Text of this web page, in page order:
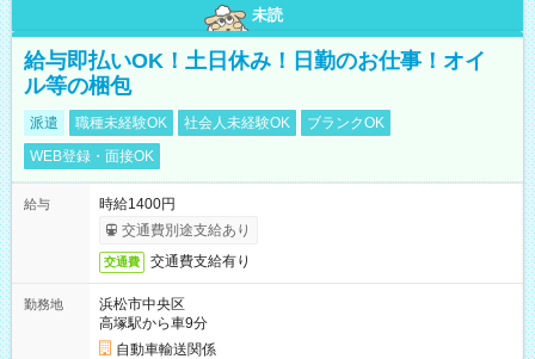
未読
給与即払いOK！土日休み！日勤のお仕事！オイ
ル等の梱包
派遣 職種未経験OK 社会人未経験OK
ブランクOK
WEB登録・面接OK
給与
時給1400円
交通費別途支給あり
交通費 交通費支給有り
勤務地
浜松市中央区
高塚駅から車9分
自動車輸送関係